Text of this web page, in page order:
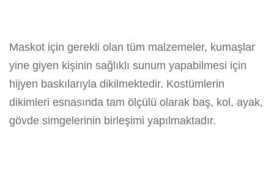
Maskot için gerekli olan tüm malzemeler, kumaşlar
yine giyen kişinin sağlıklı sunum yapabilmesi için
hijyen baskılarıyla dikilmektedir. Kostümlerin
dikimleri esnasında tam ölçülü olarak baş, kol, ayak,
gövde simgelerinin birleşimi yapılmaktadır.